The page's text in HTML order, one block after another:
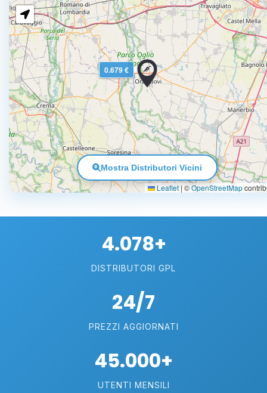
0.679 €
Leaflet | ©OpenStreetMap
Mostra Distributori Vicini
4.078+
DISTRIBUTORI GPL
24/7
PREZZI AGGIORNATI
45.000+
UTENTI MENSILI